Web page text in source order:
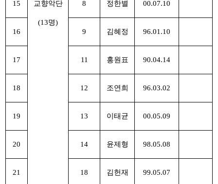
교향악단
(13명)
15 8 정한별 00.07.10
16 9 김혜정 96.01.10
17 11 홍원표 90.04.14
18 12 조연희 96.03.02
19 13 이태균 00.05.09
20 14 윤제형 98.05.08
21 18 김헌재 99.05.07